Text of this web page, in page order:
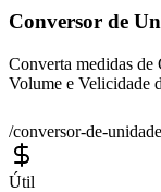
Conversor de
Converta medidas de
Volume e Velicidade
/conversor-de-
Útil